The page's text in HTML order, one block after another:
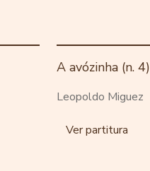
A avózinha (n. 4)
Leopoldo Miguez
Ver partitura